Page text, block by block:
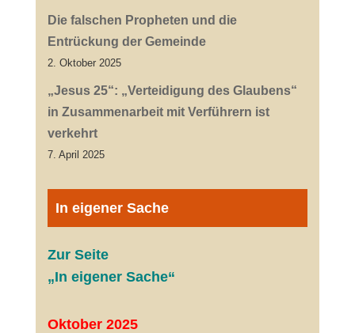
Die falschen Propheten und die
Entrückung der Gemeinde
2. Oktober 2025
„Jesus 25“: „Verteidigung des Glaubens“
in Zusammenarbeit mit Verführern ist
verkehrt
7. April 2025
In eigener Sache
Zur Seite
„In eigener Sache“
Oktober 2025